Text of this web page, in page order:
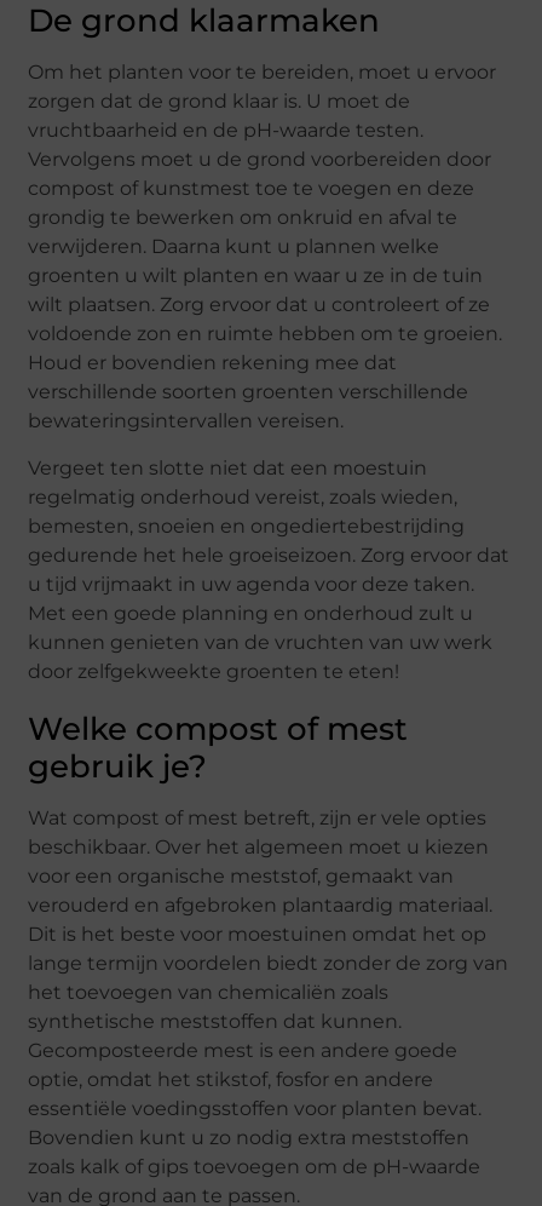
De grond klaarmaken
Om het planten voor te bereiden, moet u ervoor
zorgen dat de grond klaar is. U moet de
vruchtbaarheid en de pH-waarde testen.
Vervolgens moet u de grond voorbereiden door
compost of kunstmest toe te voegen en deze
grondig te bewerken om onkruid en afval te
verwijderen. Daarna kunt u plannen welke
groenten u wilt planten en waar u ze in de tuin
wilt plaatsen. Zorg ervoor dat u controleert of ze
voldoende zon en ruimte hebben om te groeien.
Houd er bovendien rekening mee dat
verschillende soorten groenten verschillende
bewateringsintervallen vereisen.
Vergeet ten slotte niet dat een moestuin
regelmatig onderhoud vereist, zoals wieden,
bemesten, snoeien en ongediertebestrijding
gedurende het hele groeiseizoen. Zorg ervoor dat
u tijd vrijmaakt in uw agenda voor deze taken.
Met een goede planning en onderhoud zult u
kunnen genieten van de vruchten van uw werk
door zelfgekweekte groenten te eten!
Welke compost of mest
gebruik je?
Wat compost of mest betreft, zijn er vele opties
beschikbaar. Over het algemeen moet u kiezen
voor een organische meststof, gemaakt van
verouderd en afgebroken plantaardig materiaal.
Dit is het beste voor moestuinen omdat het op
lange termijn voordelen biedt zonder de zorg van
het toevoegen van chemicaliën zoals
synthetische meststoffen dat kunnen.
Gecomposteerde mest is een andere goede
optie, omdat het stikstof, fosfor en andere
essentiële voedingsstoffen voor planten bevat.
Bovendien kunt u zo nodig extra meststoffen
zoals kalk of gips toevoegen om de pH-waarde
van de grond aan te passen.